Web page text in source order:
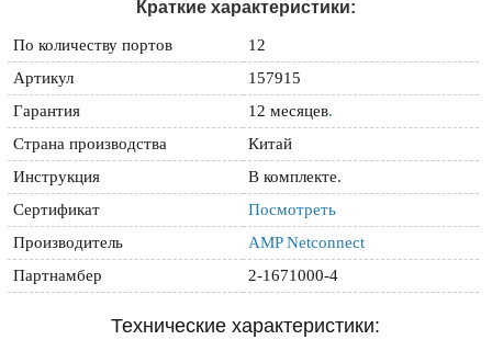
Краткие характеристики:
По количеству портов
12
Артикул
157915
Гарантия
12 месяцев.
Страна производства
Китай
Инструкция
В комплекте.
Сертификат
Посмотреть
Производитель
AMP Netconnect
Партнамбер
2-1671000-4
Технические характеристики: